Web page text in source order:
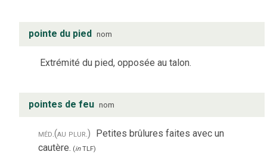
pointe du pied nom
Extrémité du pied, opposée au talon.
pointes de feu nom
méd.(au plur.) Petites brûlures faites avec un
cautère. (inTLF)